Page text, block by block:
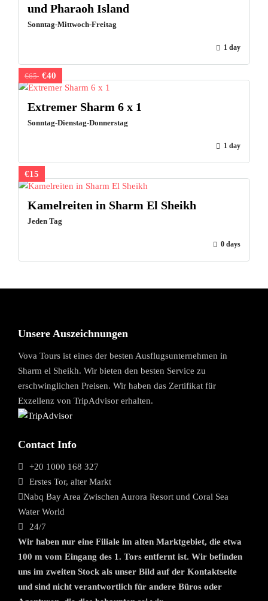
und Pharaoh Island
Sonntag-Mittwoch-Freitag
1 day
€65 €40
Extremer Sharm 6 x 1
Sonntag-Dienstag-Donnerstag
1 day
€15
Kamelreiten in Sharm El Sheikh
Jeden Tag
0 days
Unsere Auszeichnungen
Vova Tours ist eines der besten Ausflugsunternehmen in
Sharm el Sheikh. Wir bieten den besten Service zu
erschwinglichen Preisen. Wir haben das Zertifikat für
Exzellenz von TripAdvisor erhalten.
Contact Info
+20 1000 168 327
Erstes Tor, alter Markt
Nabq Bay Area Zwischen Aurora Resort und Coral Sea
Water World
24/7
Wir haben nur eine Filiale im alten Marktgebiet, die etwa
100 m vom Eingang des 1. Tors entfernt ist. Wir befinden
uns im zweiten Stock als unser Bild auf der Kontaktseite
und sind nicht verantwortlich für andere Büros oder